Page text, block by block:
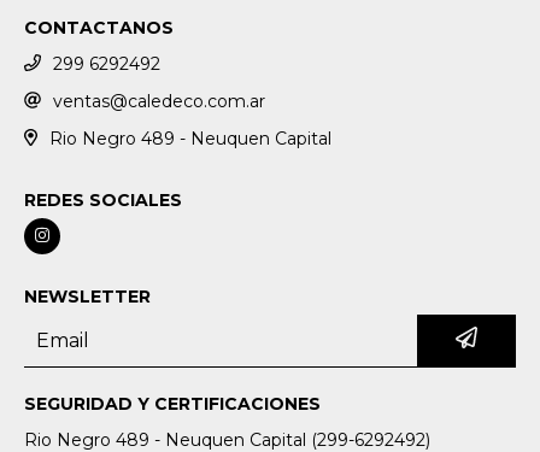
CONTACTANOS
299 6292492
ventas@caledeco.com.ar
Rio Negro 489 - Neuquen Capital
REDES SOCIALES
NEWSLETTER
SEGURIDAD Y CERTIFICACIONES
Rio Negro 489 - Neuquen Capital (299-6292492)